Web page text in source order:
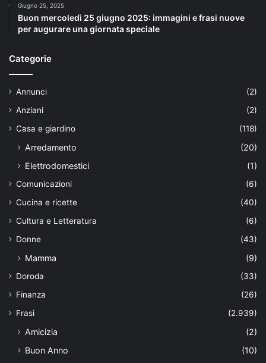
Giugno 25, 2025
Buon mercoledì 25 giugno 2025: immagini e frasi nuove
per augurare una giornata speciale
Categorie
Annunci
(2)
Anziani
(2)
Casa e giardino
(118)
Arredamento
(20)
Elettrodomestici
(1)
Comunicazioni
(6)
Cucina e ricette
(40)
Cultura e Letteratura
(6)
Donne
(43)
Mamma (9)
Doroda
(33)
Finanza
(26)
Frasi
(2.939)
Amicizia
(2)
Buon Anno
(10)